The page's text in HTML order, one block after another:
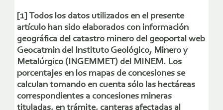
[1] Todos los datos utilizados en el presente
artículo han sido elaborados con información
geográfica del catastro minero del geoportal web
Geocatmin del Instituto Geológico, Minero y
Metalúrgico (INGEMMET) del MINEM. Los
porcentajes en los mapas de concesiones se
calculan tomando en cuenta sólo las hectáreas
correspondientes a concesiones mineras
tituladas, en trámite, canteras afectadas al